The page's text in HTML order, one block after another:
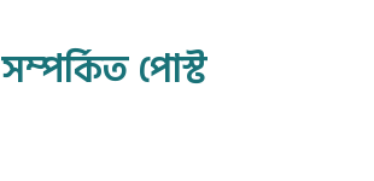
সম্পর্কিত পোস্ট